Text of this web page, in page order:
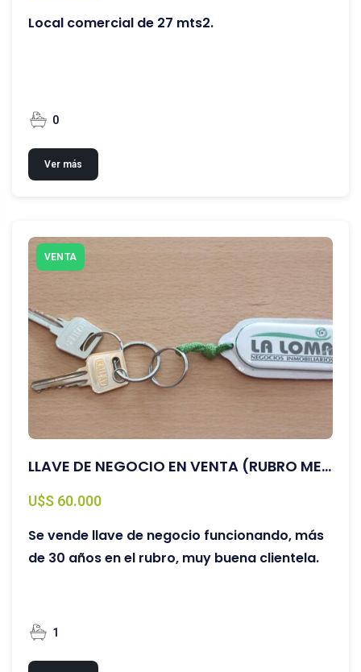
Local comercial de 27 mts2.
0
Ver más
VENTA
LLAVE DE NEGOCIO EN VENTA (RUBRO METALURGICA)
U$S 60.000
Se vende llave de negocio funcionando, más
de 30 años en el rubro, muy buena clientela.
1